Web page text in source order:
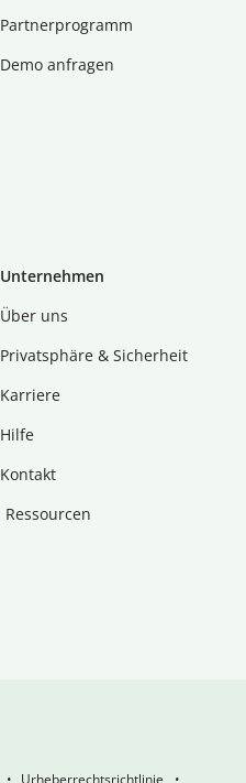
Partnerprogramm
Demo anfragen
Unternehmen
Über uns
Privatsphäre & Sicherheit
Karriere
Hilfe
Kontakt
Ressourcen